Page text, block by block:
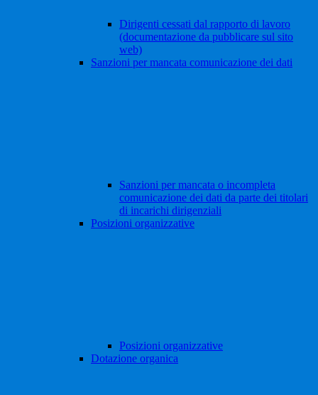
Dirigenti cessati dal rapporto di lavoro
(documentazione da pubblicare sul sito
web)
Sanzioni per mancata comunicazione dei dati
Sanzioni per mancata o incompleta
comunicazione dei dati da parte dei titolari
di incarichi dirigenziali
Posizioni organizzative
Posizioni organizzative
Dotazione organica